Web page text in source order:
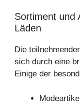
Sortiment und
Läden
Die
sich durch eine
Einige der